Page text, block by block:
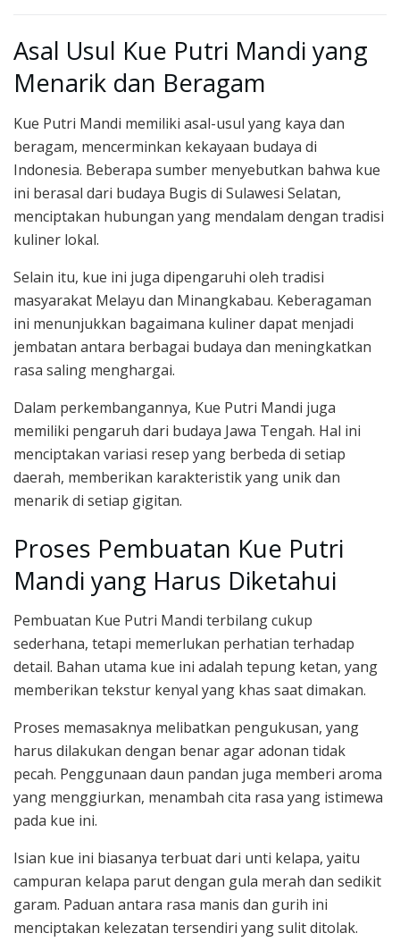
Asal Usul Kue Putri Mandi yang
Menarik dan Beragam
Kue Putri Mandi memiliki asal-usul yang kaya dan
beragam, mencerminkan kekayaan budaya di
Indonesia. Beberapa sumber menyebutkan bahwa kue
ini berasal dari budaya Bugis di Sulawesi Selatan,
menciptakan hubungan yang mendalam dengan tradisi
kuliner lokal.
Selain itu, kue ini juga dipengaruhi oleh tradisi
masyarakat Melayu dan Minangkabau. Keberagaman
ini menunjukkan bagaimana kuliner dapat menjadi
jembatan antara berbagai budaya dan meningkatkan
rasa saling menghargai.
Dalam perkembangannya, Kue Putri Mandi juga
memiliki pengaruh dari budaya Jawa Tengah. Hal ini
menciptakan variasi resep yang berbeda di setiap
daerah, memberikan karakteristik yang unik dan
menarik di setiap gigitan.
Proses Pembuatan Kue Putri
Mandi yang Harus Diketahui
Pembuatan Kue Putri Mandi terbilang cukup
sederhana, tetapi memerlukan perhatian terhadap
detail. Bahan utama kue ini adalah tepung ketan, yang
memberikan tekstur kenyal yang khas saat dimakan.
Proses memasaknya melibatkan pengukusan, yang
harus dilakukan dengan benar agar adonan tidak
pecah. Penggunaan daun pandan juga memberi aroma
yang menggiurkan, menambah cita rasa yang istimewa
pada kue ini.
Isian kue ini biasanya terbuat dari unti kelapa, yaitu
campuran kelapa parut dengan gula merah dan sedikit
garam. Paduan antara rasa manis dan gurih ini
menciptakan kelezatan tersendiri yang sulit ditolak.